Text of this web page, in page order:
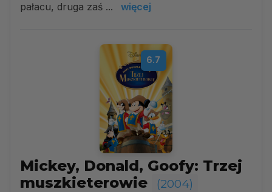
pałacu, druga zaś ...
więcej
6.7
Mickey, Donald, Goofy: Trzej
muszkieterowie
(2004)